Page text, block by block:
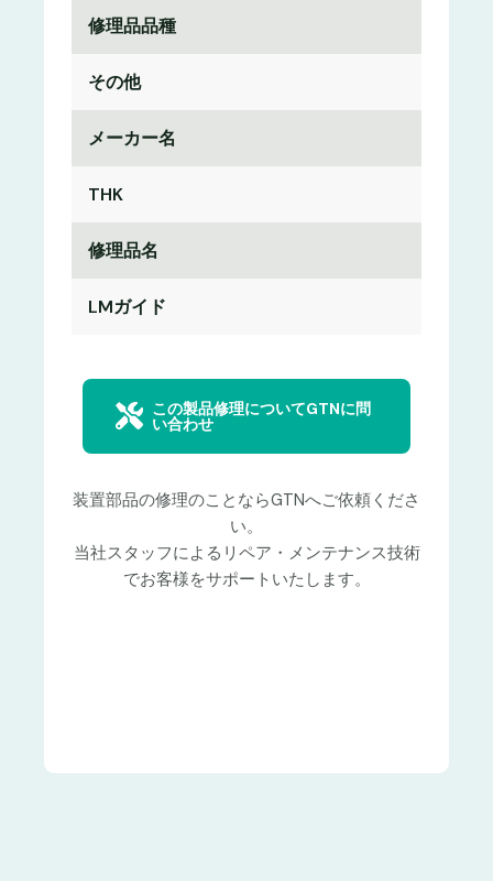
修理品品種
その他
メーカー名
THK
修理品名
LMガイド
この製品修理についてGTNに問
い合わせ
装置部品の修理のことならGTNへご依頼くださ
い。
当社スタッフによるリペア・メンテナンス技術
でお客様をサポートいたします。